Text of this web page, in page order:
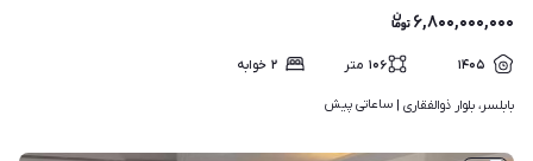
۶,۸۰۰,۰۰۰,۰۰۰
۱۴۰۵ ۱۰۶ متر ۲ خوابه
بابلسر، بلوار ذوالفقاری | ساعاتی پیش